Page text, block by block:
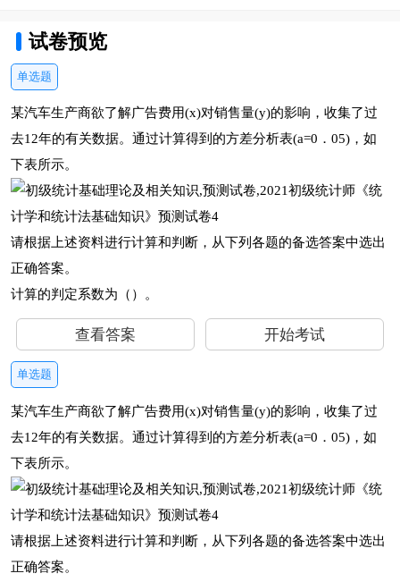
试卷预览
单选题
某汽车生产商欲了解广告费用(x)对销售量(y)的影响，收集了过
去12年的有关数据。通过计算得到的方差分析表(a=0．05)，如
下表所示。
请根据上述资料进行计算和判断，从下列各题的备选答案中选出
正确答案。
计算的判定系数为（）。
查看答案 开始考试
单选题
某汽车生产商欲了解广告费用(x)对销售量(y)的影响，收集了过
去12年的有关数据。通过计算得到的方差分析表(a=0．05)，如
下表所示。
请根据上述资料进行计算和判断，从下列各题的备选答案中选出
正确答案。